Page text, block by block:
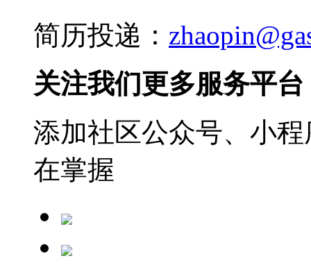
简历投递：
关注我们更多服务平台
添加社区公众号、小
在掌握